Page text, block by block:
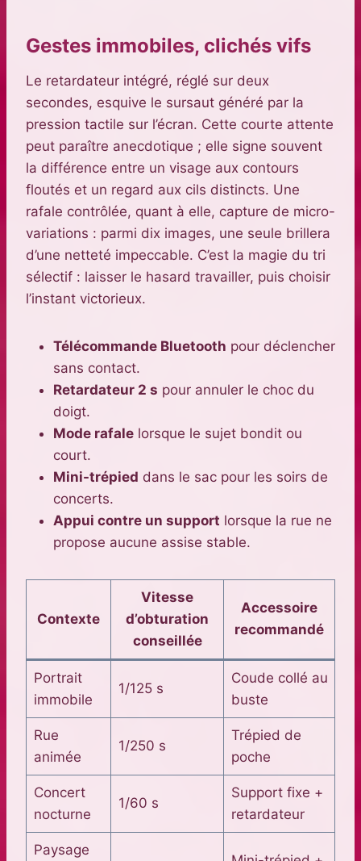
Gestes immobiles, clichés vifs
Le retardateur intégré, réglé sur deux
secondes, esquive le sursaut généré par la
pression tactile sur l’écran. Cette courte attente
peut paraître anecdotique ; elle signe souvent
la différence entre un visage aux contours
floutés et un regard aux cils distincts. Une
rafale contrôlée, quant à elle, capture de micro-
variations : parmi dix images, une seule brillera
d’une netteté impeccable. C’est la magie du tri
sélectif : laisser le hasard travailler, puis choisir
l’instant victorieux.
Télécommande Bluetooth pour déclencher
sans contact.
Retardateur 2 s pour annuler le choc du
doigt.
Mode rafale lorsque le sujet bondit ou
court.
Mini-trépied dans le sac pour les soirs de
concerts.
Appui contre un support lorsque la rue ne
propose aucune assise stable.
Contexte
Vitesse
d’obturation
conseillée
Accessoire
recommandé
Portrait
immobile
1/125 s
Coude collé au
buste
Rue
animée
1/250 s
Trépied de
poche
Concert
nocturne
1/60 s
Support fixe +
retardateur
Paysage